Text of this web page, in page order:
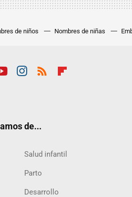
de niños Nombres de niñas
de...
Salud infantil
Parto
Desarrollo